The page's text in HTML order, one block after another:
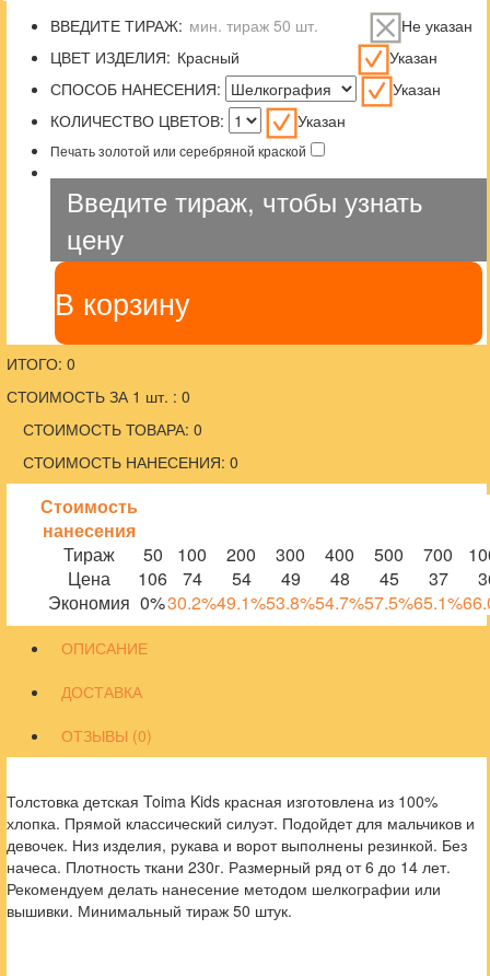
ВВЕДИТЕ ТИРАЖ:
Не указан
ЦВЕТ ИЗДЕЛИЯ:
Указан
СПОСОБ НАНЕСЕНИЯ:
Указан
КОЛИЧЕСТВО ЦВЕТОВ:
Указан
Печать золотой или серебряной краской
Введите тираж, чтобы узнать
цену
В корзину
ИТОГО: 0
СТОИМОСТЬ ЗА 1 шт. : 0
СТОИМОСТЬ ТОВАРА: 0
СТОИМОСТЬ НАНЕСЕНИЯ: 0
Стоимость
нанесения
Тираж
50 100 200 300 400 500 700
Цена
106 74 54 49 48 45 37
Экономия 0%30.2%49.1%53.8%54.7%57.5%65.1%
ОПИСАНИЕ
ДОСТАВКА
ОТЗЫВЫ (0)
Толстовка детская Toima Kids красная изготовлена из 100%
хлопка. Прямой классический силуэт. Подойдет для мальчиков и
девочек. Низ изделия, рукава и ворот выполнены резинкой. Без
начеса. Плотность ткани 230г. Размерный ряд от 6 до 14 лет.
Рекомендуем делать нанесение методом шелкографии или
вышивки. Минимальный тираж 50 штук.